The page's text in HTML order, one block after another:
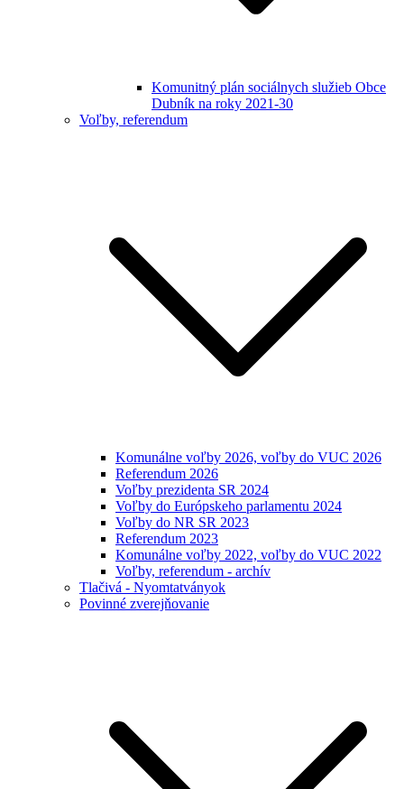
Komunitný plán sociálnych služieb Obce
Dubník na roky 2021-30
Voľby, referendum
Komunálne voľby 2026, voľby do VUC 2026
Referendum 2026
Voľby prezidenta SR 2024
Voľby do Európskeho parlamentu 2024
Voľby do NR SR 2023
Referendum 2023
Komunálne voľby 2022, voľby do VUC 2022
Voľby, referendum - archív
Tlačivá - Nyomtatványok
Povinné zverejňovanie